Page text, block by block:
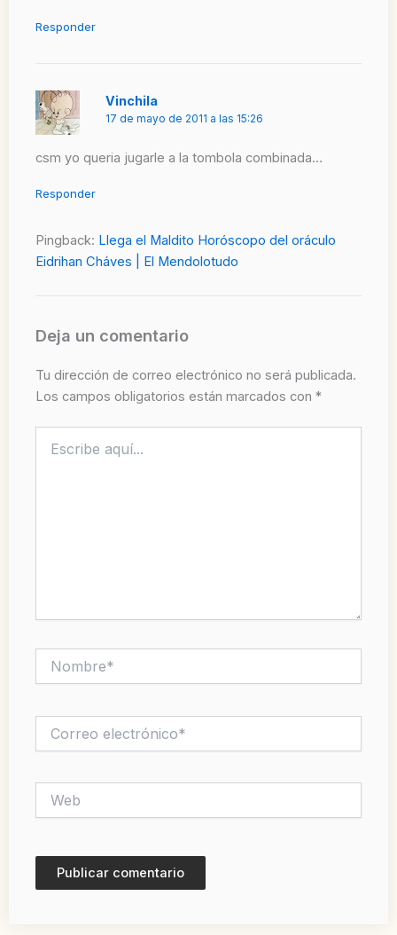
Responder
Vinchila
17 de mayo de 2011 a las 15:26
csm yo queria jugarle a la tombola combinada…
Responder
Pingback: Llega el Maldito Horóscopo del oráculo
Eidrihan Cháves | El Mendolotudo
Deja un comentario
Tu dirección de correo electrónico no será publicada.
Los campos obligatorios están marcados con *
aquí...
electrónico*